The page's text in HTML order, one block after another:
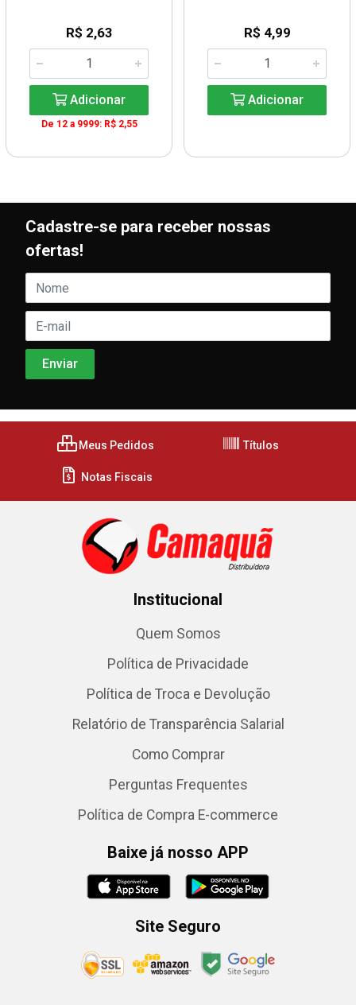
R$ 2,63
Adicionar
De 12 a 9999: R$ 2,55
R$ 4,99
Adicionar
Cadastre-se para receber nossas
ofertas!
Meus Pedidos Títulos
Notas Fiscais
Institucional
Quem Somos
Política de Privacidade
Política de Troca e Devolução
Relatório de Transparência Salarial
Como Comprar
Perguntas Frequentes
Política de Compra E-commerce
Baixe já nosso APP
Site Seguro